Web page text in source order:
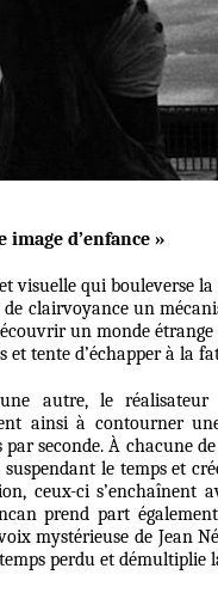
d’enfance »
visuelle qui bouleverse
clairvoyance un
un monde
tente d’échapper à la
autre, le réalisateur
ainsi à contourner
seconde. À chacune
le temps et
ceux-ci s’enchaînent
prend part
mystérieuse de Jean
perdu et démultiplie